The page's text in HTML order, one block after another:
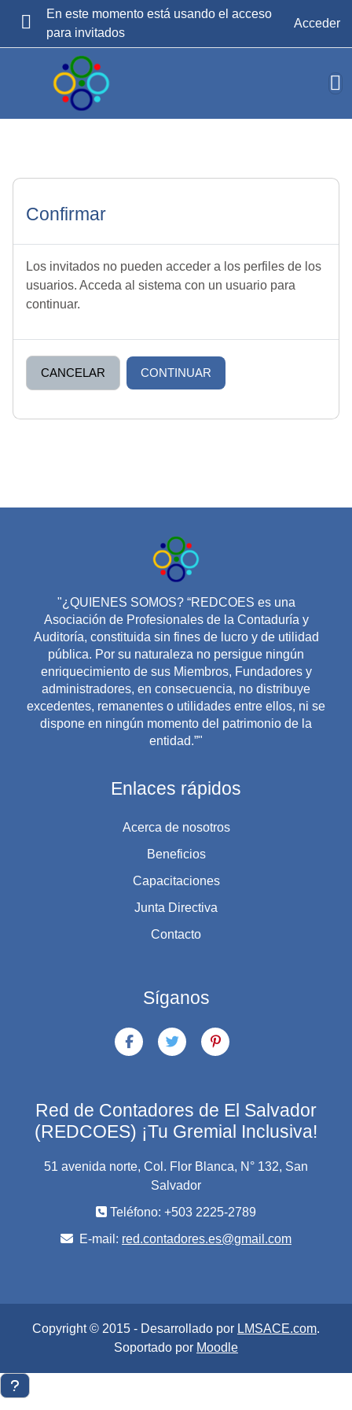
Salta al contenido principal
PANEL LATERAL
En este momento está usando el acceso
para invitados
Acceder
Confirmar
Los invitados no pueden acceder a los perfiles de los
usuarios. Acceda al sistema con un usuario para
continuar.
CANCELAR CONTINUAR
"¿QUIENES SOMOS? “REDCOES es una
Asociación de Profesionales de la Contaduría y
Auditoría, constituida sin fines de lucro y de utilidad
pública. Por su naturaleza no persigue ningún
enriquecimiento de sus Miembros, Fundadores y
administradores, en consecuencia, no distribuye
excedentes, remanentes o utilidades entre ellos, ni se
dispone en ningún momento del patrimonio de la
entidad.”"
Enlaces rápidos
Acerca de nosotros
Beneficios
Capacitaciones
Junta Directiva
Contacto
Síganos
Red de Contadores de El Salvador
(REDCOES) ¡Tu Gremial Inclusiva!
51 avenida norte, Col. Flor Blanca, N° 132, San
Salvador
Teléfono: +503 2225-2789
E-mail: red.contadores.es@gmail.com
Copyright © 2015 - Desarrollado por LMSACE.com.
Soportado por Moodle